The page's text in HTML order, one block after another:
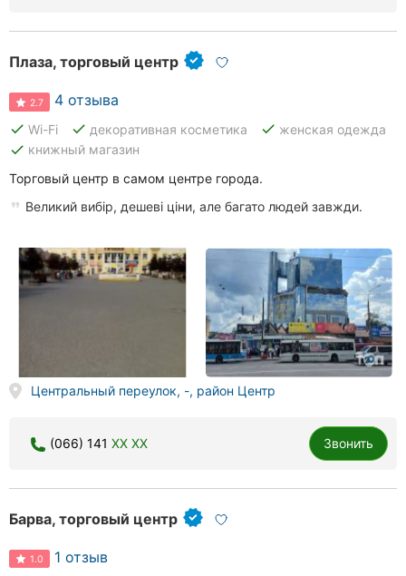
Плаза, торговый центр
2.7 4 отзыва
done Wi-Fi done декоративная косметика done женская одежда
done книжный магазин
Торговый центр в самом центре города.
Великий вибір, дешеві ціни, але багато людей завжди.
Центральный переулок, -, район Центр
(066) 141 XX XX Звонить
Барва, торговый центр
1.0 1 отзыв